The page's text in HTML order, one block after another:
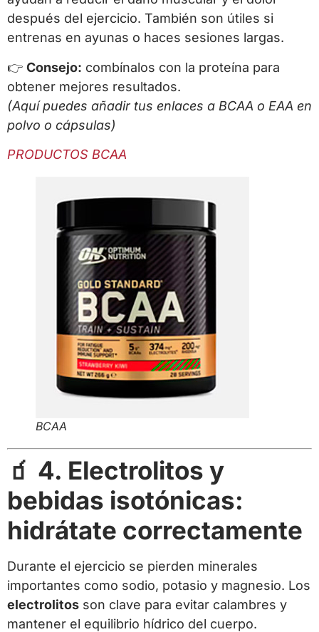
después del ejercicio. También son útiles si
entrenas en ayunas o haces sesiones largas.
👉 Consejo: combínalos con la proteína para
obtener mejores resultados.
(Aquí puedes añadir tus enlaces a BCAA o EAA en
polvo o cápsulas)
PRODUCTOS BCAA
BCAA
🧃 4. Electrolitos y
bebidas isotónicas:
hidrátate correctamente
Durante el ejercicio se pierden minerales
importantes como sodio, potasio y magnesio. Los
electrolitos son clave para evitar calambres y
mantener el equilibrio hídrico del cuerpo.